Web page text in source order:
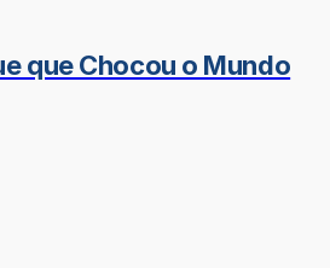
que Chocou o Mundo